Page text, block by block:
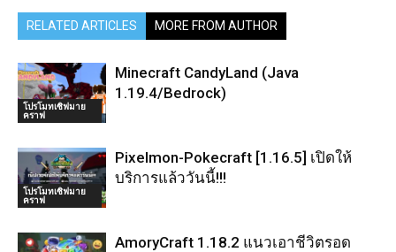
RELATED ARTICLES MORE FROM AUTHOR
โปรโมทเซิฟมาย
คราฟ
Minecraft CandyLand (Java
1.19.4/Bedrock)
โปรโมทเซิฟมาย
คราฟ
Pixelmon-Pokecraft [1.16.5] เปิดให้
บริการแล้ววันนี้!!!
AmoryCraft 1.18.2 แนวเอาชีวิตรอด